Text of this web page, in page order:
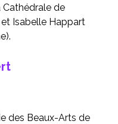
de
et Isabelle Happart
des Beaux-Arts de